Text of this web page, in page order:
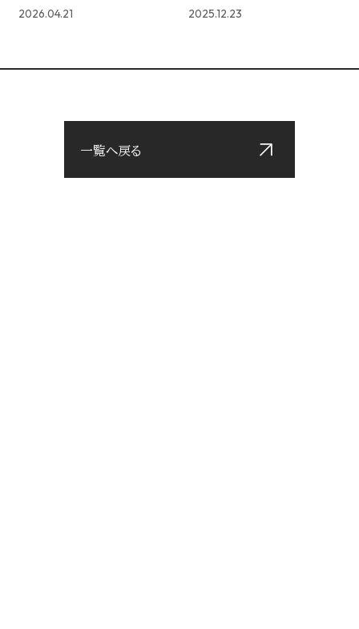
コーポレートブランディング
2026.04.21
ンの魅力を全国に伝えるテ
2025.12.23
一覧へ戻る